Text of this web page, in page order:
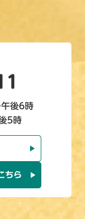
午後6時
5時